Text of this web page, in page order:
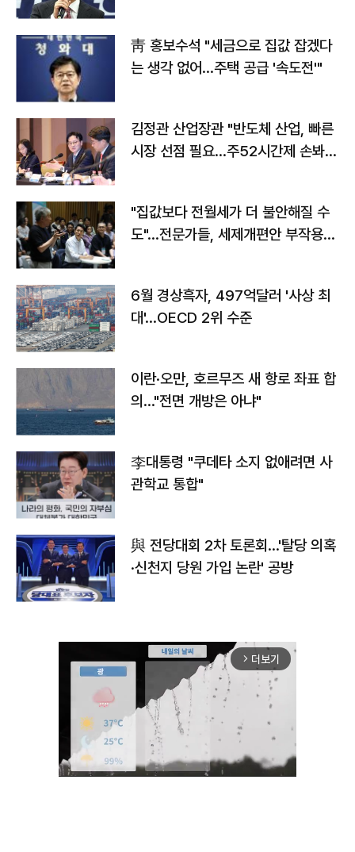
靑 홍보수석 "세금으로 집값 잡겠다
는 생각 없어…주택 공급 '속도전'"
김정관 산업장관 "반도체 산업, 빠른
시장 선점 필요…주52시간제 손봐
"집값보다 전월세가 더 불안해질 수
도"…전문가들, 세제개편안 부작용
6월 경상흑자, 497억달러 '사상 최
대'…OECD 2위 수준
이란·오만, 호르무즈 새 항로 좌표 합
의…"전면 개방은 아냐"
李대통령 "쿠데타 소지 없애려면 사
관학교 통합"
與 전당대회 2차 토론회…'탈당 의혹
·신천지 당원 가입 논란' 공방
arrow_forward_ios 더보기